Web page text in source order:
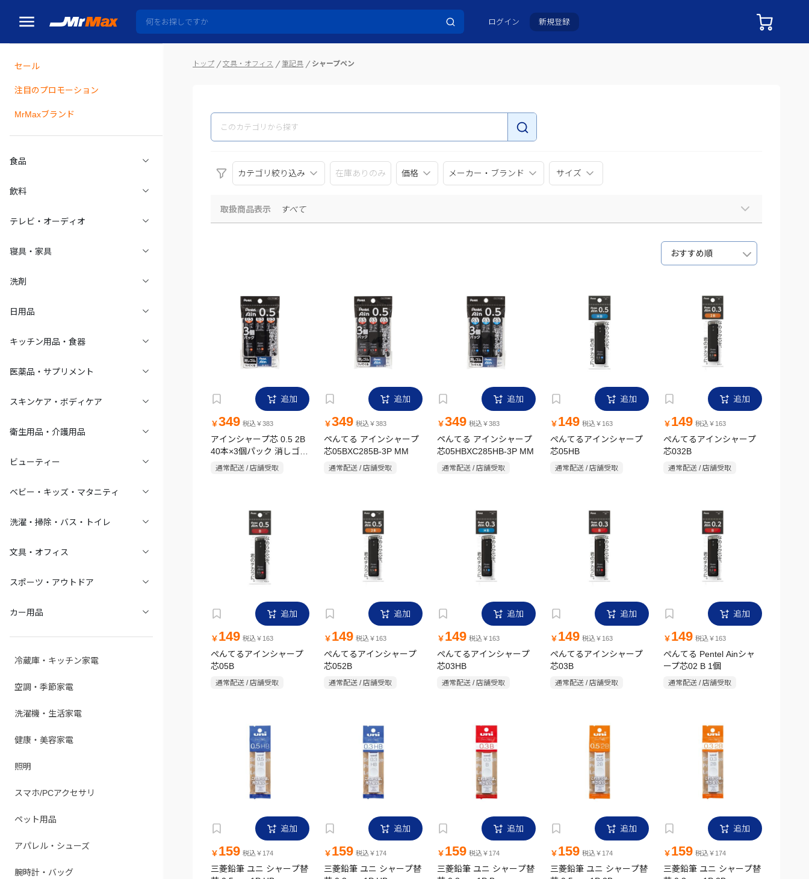
ログイン 新規登録
セール
注目のプロモーション
MrMaxブランド
食品
飲料
テレビ・オーディオ
寝具・家具
洗剤
日用品
キッチン用品・食器
医薬品・サプリメント
スキンケア・ボディケア
衛生用品・介護用品
ビューティー
ベビー・キッズ・マタニティ
洗濯・掃除・バス・トイレ
文具・オフィス
スポーツ・アウトドア
カー用品
冷蔵庫・キッチン家電
空調・季節家電
洗濯機・生活家電
健康・美容家電
照明
スマホ/PCアクセサリ
ペット用品
アパレル・シューズ
腕時計・バッグ
トップ 文具・オフィス 筆記具 シャープペン
カテゴリ絞り込み 在庫ありのみ 価格 メーカー・ブランド サイズ
取扱商品表示 すべて
おすすめ順
追加
￥349 税込￥383
アインシャープ芯 0.5 2B
40本×3個パック 消しゴム
付
通常配送 / 店舗受取
追加
￥349 税込￥383
ペんてる アインシャープ
芯05BXC285B-3P MM
通常配送 / 店舗受取
追加
￥349 税込￥383
ペんてる アインシャープ
芯05HBXC285HB-3P MM
通常配送 / 店舗受取
追加
￥ 149 税込￥163
ぺんてるアインシャープ
芯05HB
通常配送 / 店舗受取
追加
￥ 149 税込￥163
ぺんてるアインシャープ
芯032B
通常配送 / 店舗受取
追加
￥ 149 税込￥163
ぺんてるアインシャープ
芯05B
通常配送 / 店舗受取
追加
￥ 149 税込￥163
ぺんてるアインシャープ
芯052B
通常配送 / 店舗受取
追加
￥ 149 税込￥163
ぺんてるアインシャープ
芯03HB
通常配送 / 店舗受取
追加
￥ 149 税込￥163
ぺんてるアインシャープ
芯03B
通常配送 / 店舗受取
追加
￥ 149 税込￥163
ぺんてる Pentel Ainシャ
ープ芯02 B 1個
通常配送 / 店舗受取
追加
￥ 159 税込￥174
三菱鉛筆 ユニ シャープ替
追加
￥ 159 税込￥174
三菱鉛筆 ユニ シャープ替
追加
￥ 159 税込￥174
三菱鉛筆 ユニ シャープ替
追加
￥ 159 税込￥174
三菱鉛筆 ユニ シャープ替
追加
￥ 159 税込￥174
三菱鉛筆 ユニ シャープ替